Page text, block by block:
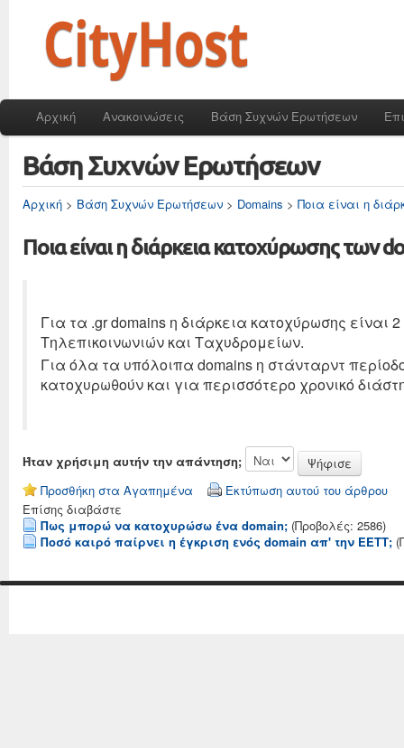
Αρχική Ανακοινώσεις Βάση Συχνών Ερωτήσεων
Βάση Συχνών Ερωτήσεων
Αρχική > Βάση Συχνών Ερωτήσεων > Domains > Ποια είναι η
Ποια είναι η διάρκεια κατοχύρωσης των
Για τα .gr domains η διάρκεια κατοχύρωσης είναι
Τηλεπικοινωνιών και Ταχυδρομείων.
Για όλα τα υπόλοιπα domains η στάνταρντ
κατοχυρωθούν και για περισσότερο χρονικό
Ήταν χρήσιμη αυτήν την απάντηση;
Προσθήκη στα Αγαπημένα
Εκτύπωση αυτού του άρθρου
Επίσης διαβάστε
Πως μπορώ να κατοχυρώσω ένα domain; (Προβολές: 2586)
Ποσό καιρό παίρνει η έγκριση ενός domain απ' την ΕΕΤΤ;